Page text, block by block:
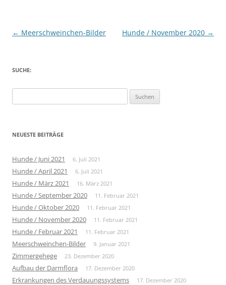
Beitragsnavigation
← Meerschweinchen-Bilder Hunde / November 2020 →
SUCHE:
nach:
NEUESTE BEITRÄGE
Hunde / Juni 2021 6. Juli 2021
Hunde / April 2021 6. Juli 2021
Hunde / März 2021 16. März 2021
Hunde / September 2020 11. Februar 2021
Hunde / Oktober 2020 11. Februar 2021
Hunde / November 2020 11. Februar 2021
Hunde / Februar 2021 11. Februar 2021
Meerschweinchen-Bilder 9. Januar 2021
Zimmergehege 23. Dezember 2020
Aufbau der Darmflora 17. Dezember 2020
Erkrankungen des Verdauungssystems 17. Dezember 2020